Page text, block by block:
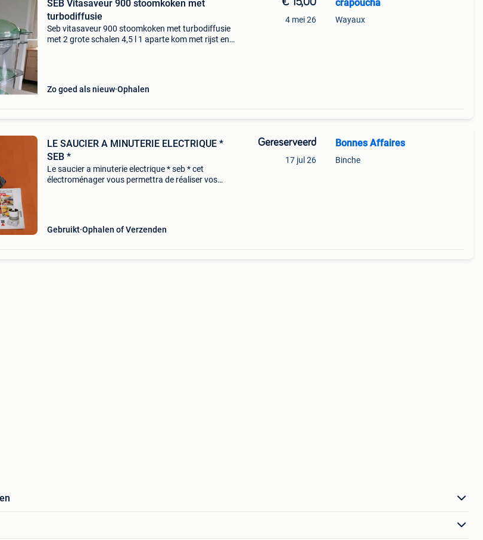
SEB Vitasaveur 900 stoomkoken met
turbodiffusie
Seb vitasaveur 900 stoomkoken met turbodiffusie
met 2 grote schalen 4,5 l 1 aparte kom met rijst en
Zo goed als nieuw Ophalen
€ 15,00
4 mei 26
crapoucha
Wayaux
LE SAUCIER A MINUTERIE ELECTRIQUE *
SEB *
Le saucier a minuterie electrique * seb * cet
électroménager vous permettra de réaliser vos
Gebruikt Ophalen of Verzenden
Gereserveerd
17 jul 26
Bonnes Affaires
Binche